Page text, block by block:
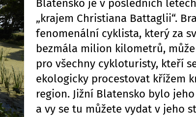
Blatensko je v posledních
„krajem Christiana Battaglii“.
fenomenální cyklista, který za
bezmála milion kilometrů,
pro všechny cykloturisty, kteří
ekologicky procestovat křížem
region. Jižní Blatensko bylo
a vy se tu můžete vydat v jeho